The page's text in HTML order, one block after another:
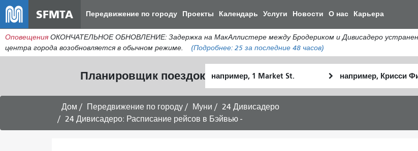
к
общему
содержанию
SFMTA Передвижение по городу Проекты Календарь Услуги Новости О нас Карьера
Оповещения ОКОНЧАТЕЛЬНОЕ ОБНОВЛЕНИЕ: Задержка на МакАллистере между Бродериком и Дивисадеро
центра города возобновляется в обычном режиме.
(Подробнее: 25 за последние 48 часов)
Планировщик поездок местоположение
окончания
я
Дом Передвижение по городу Муни
24 Дивисадеро
24 Дивисадеро: Расписание рейсов в Бэйвью -